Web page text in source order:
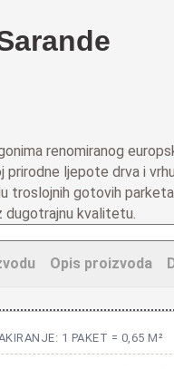
renomiranog
prirodne ljepote drva i
troslojnih gotovih
dugotrajnu kvalitetu.
Opis proizvoda
1 PAKET = 0,65 M²